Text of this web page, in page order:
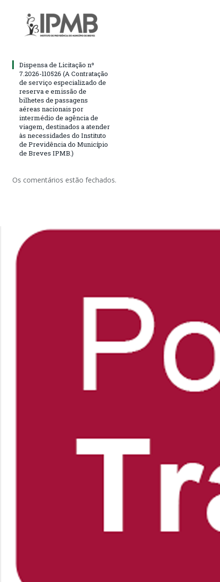
Dispensa de Licitação nº
7.2026-110526 (A Contratação
de serviço especializado de
reserva e emissão de
bilhetes de passagens
aéreas nacionais por
intermédio de agência de
viagem, destinados a atender
às necessidades do Instituto
de Previdência do Município
de Breves IPMB.)
Os comentários estão fechados.